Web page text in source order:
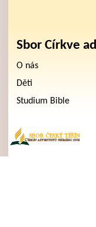
Sbor Církve
O nás
Děti
Studium Bible